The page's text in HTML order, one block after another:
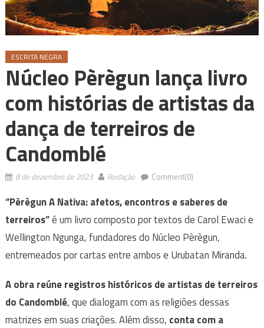
ESCRITA NEGRA
Núcleo Pèrègun lança livro
com histórias de artistas da
dança de terreiros de
Candomblé
8 de dezembro de 2023 Redação Comment(0)
“Pèrègun A Nativa: afetos, encontros e saberes de
terreiros”é um livro composto por textos de Carol Ewaci e
Wellington Ngunga, fundadores do Núcleo Pèrègun,
entremeados por cartas entre ambos e Urubatan Miranda.
A obra reúne registros históricos de artistas de terreiros
do Candomblé, que dialogam com as religiões dessas
matrizes em suas criações. Além disso, conta com a